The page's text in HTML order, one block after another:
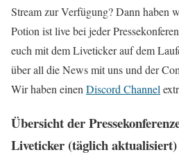
Stream zur Verfügung? Dann haben
Potion ist live bei jeder
euch mit dem Liveticker auf dem
über all die News mit uns und der
Wir haben einenDiscord Channel
Übersicht der
Liveticker (täglich aktualisiert)